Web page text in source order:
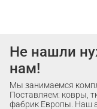
Не нашли
нам!
Мы занимаемся
Поставляем: ковры,
фабрик Европы. Наш